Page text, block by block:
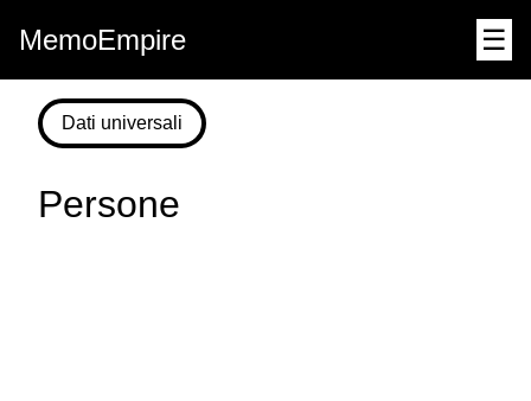
MemoEmpire ☰
Dati universali
Persone